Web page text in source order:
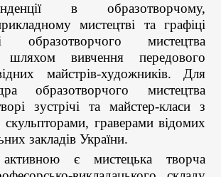
в образотворчому,
мистецтві та графіці
мистецтва
шляхом вивчення передового
майстрів-художників. Для
образотворчого мистецтва
зустрічі та майстер-класи з
граверами відомих
закладів України.
є мистецька творча